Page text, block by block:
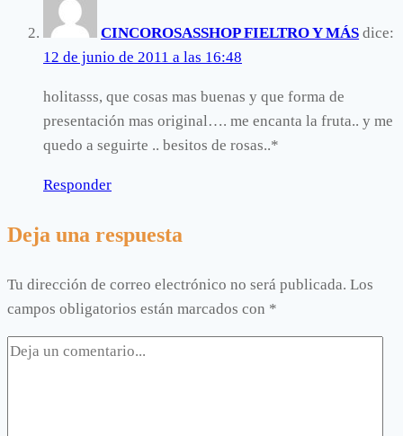
CINCOROSASSHOP FIELTRO Y MÁS dice:
12 de junio de 2011 a las 16:48
holitasss, que cosas mas buenas y que forma de
presentación mas original…. me encanta la fruta.. y me
quedo a seguirte .. besitos de rosas..*
Responder
Deja una respuesta
Tu dirección de correo electrónico no será publicada. Los
campos obligatorios están marcados con *